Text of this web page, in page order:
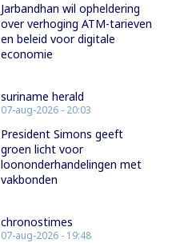
Jarbandhan wil opheldering
over verhoging ATM-tarieven
en beleid voor digitale
economie
suriname herald
07-aug-2026 - 20:03
President Simons geeft
groen licht voor
loononderhandelingen met
vakbonden
chronostimes
07-aug-2026 - 19:48